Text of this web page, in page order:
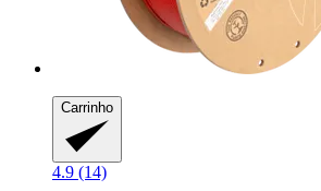
Carrinho
4.9 (14)